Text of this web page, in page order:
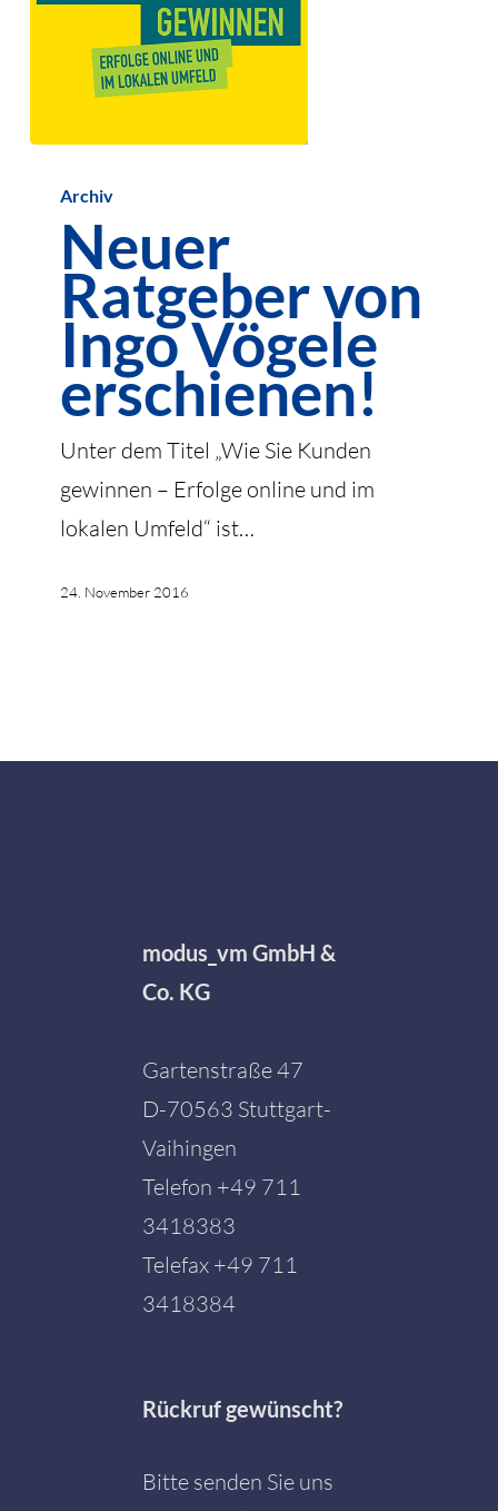
Ratgeber
Ingo
Vögele
erschienen!
Archiv
Neuer
Ratgeber von
Ingo Vögele
erschienen!
Unter dem Titel „Wie Sie Kunden
gewinnen – Erfolge online und im
lokalen Umfeld“ ist…
24. November 2016
modus_vm GmbH &
Co. KG
Gartenstraße 47
D-70563 Stuttgart-
Vaihingen
Telefon +49 711
3418383
Telefax +49 711
3418384
Rückruf gewünscht?
Bitte senden Sie uns